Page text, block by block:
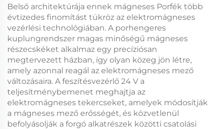
Belső architektúrája ennek mágneses Porfék több
évtizedes finomítást tükröz az elektromágneses
vezérlési technológiában. A porhengeres
kuplungrendszer magas minőségű mágneses
részecskéket alkalmaz egy precíziósan
megtervezett házban, így olyan közeg jön létre,
amely azonnal reagál az elektromágneses mező
változásaira. A feszítésvezérlő 24 V a
teljesítménybemenet meghajtja az
elektromágneses tekercseket, amelyek módosítják
a mágneses mező erősségét, és közvetlenül
befolyásolják a forgó alkatrészek közötti csatolási